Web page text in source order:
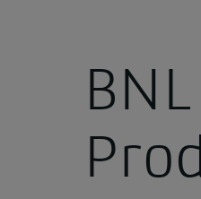
Security – Network Security